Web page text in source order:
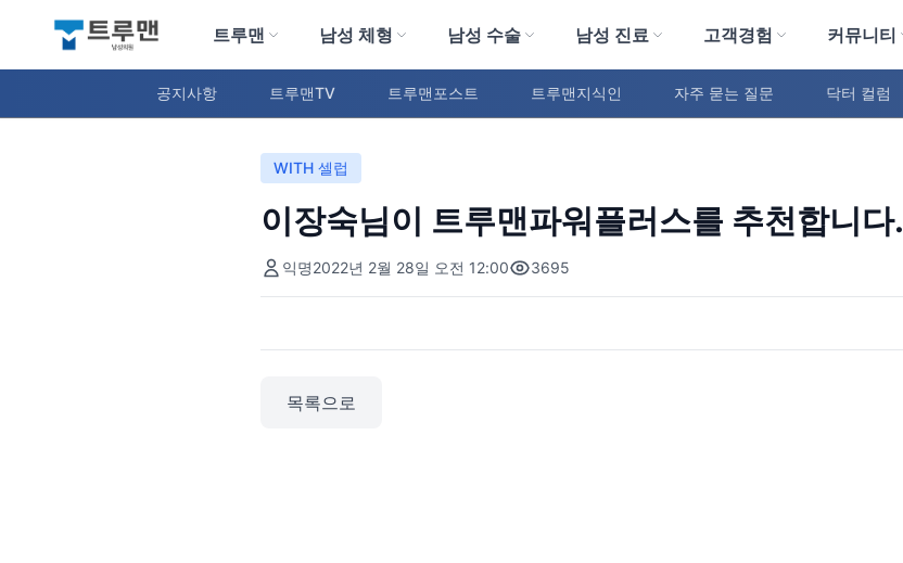
트루맨 남성의원
트루맨 남성 체형 남성 수술 남성 진료 고객경험 커뮤니티
공지사항 트루맨TV 트루맨포스트 트루맨지식인 자주 묻는 질문 닥터 컬럼
WITH 셀럽
이장숙님이 트루맨파워플러스를 추천합니다.
익명2022년 2월 28일 오전 12:00 3695
목록으로